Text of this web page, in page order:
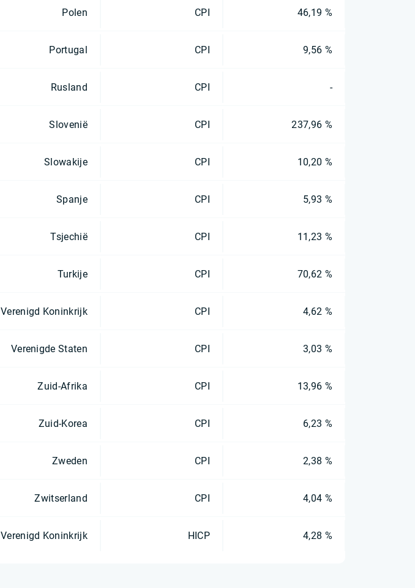
Polen CPI 46,19 %
Portugal CPI 9,56 %
Rusland CPI -
Slovenië CPI 237,96 %
Slowakije CPI 10,20 %
Spanje CPI 5,93 %
Tsjechië CPI 11,23 %
Turkije CPI 70,62 %
Verenigd Koninkrijk CPI 4,62 %
Verenigde Staten CPI 3,03 %
Zuid-Afrika CPI 13,96 %
Zuid-Korea CPI 6,23 %
Zweden CPI 2,38 %
Zwitserland CPI 4,04 %
Verenigd Koninkrijk HICP 4,28 %